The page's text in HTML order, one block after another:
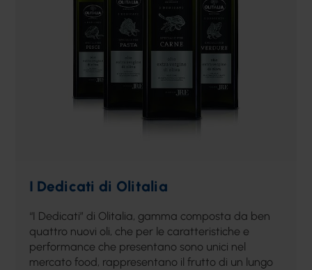
I Dedicati di Olitalia
“I Dedicati” di Olitalia, gamma composta da ben
quattro nuovi oli, che per le caratteristiche e
performance che presentano sono unici nel
mercato food, rappresentano il frutto di un lungo